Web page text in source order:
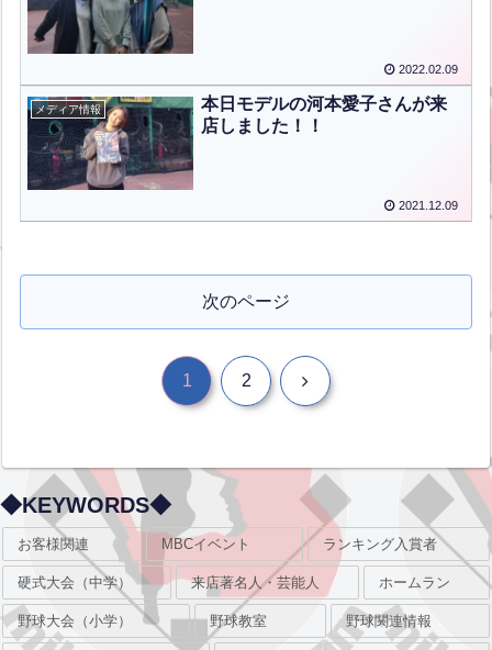
2022.02.09
メディア情報
本日モデルの河本愛子さんが来
店しました！！
2021.12.09
次のページ
1 2 次
◆KEYWORDS◆
お客様関連 MBCイベント ランキング入賞者
硬式大会（中学） 来店著名人・芸能人 ホームラン
野球大会（小学） 野球教室 野球関連情報